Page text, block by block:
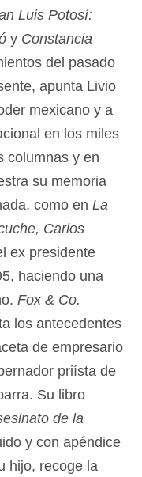
Luis Potosí:
y Constancia
del pasado
apunta Livio
mexicano y a
en los miles
columnas y en
su memoria
como en La
Carlos
ex presidente
haciendo una
Fox & Co.
los antecedentes
de empresario
priísta de
Su libro
de la
y con apéndice
hijo, recoge la